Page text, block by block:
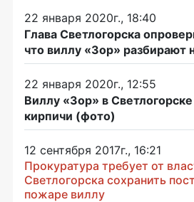
22 января 2020г., 18:40
Глава Светлогорска
что виллу «Зор» разбирают
22 января 2020г., 12:55
Виллу «Зор» в
кирпичи (фото)
12 сентября 2017г., 16:21
Прокуратура требует от
Светлогорска сохранить
пожаре виллу